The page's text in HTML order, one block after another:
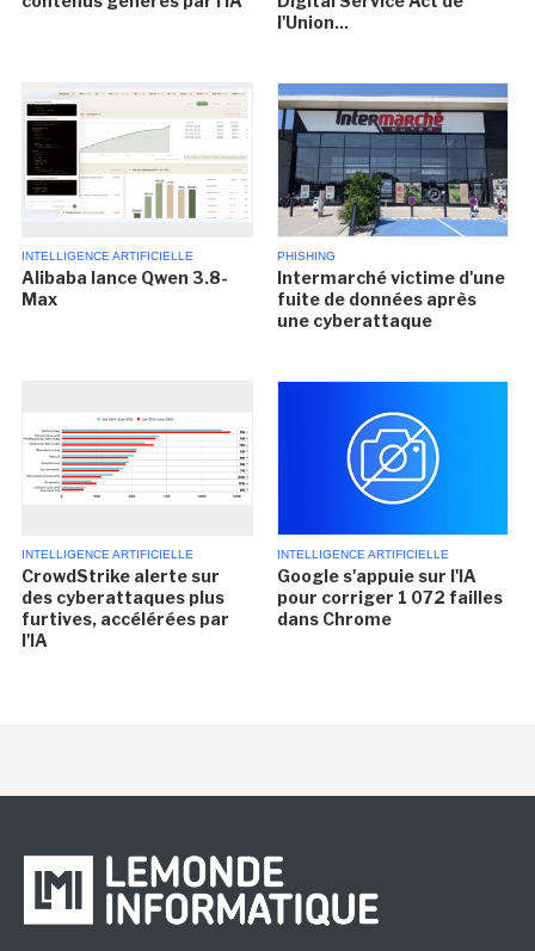
l'Union...
INTELLIGENCE ARTIFICIELLE
Alibaba lance Qwen 3.8-
Max
PHISHING
Intermarché victime d'une
fuite de données après
une cyberattaque
INTELLIGENCE ARTIFICIELLE
CrowdStrike alerte sur
des cyberattaques plus
furtives, accélérées par
l'IA
INTELLIGENCE ARTIFICIELLE
Google s'appuie sur l'IA
pour corriger 1 072 failles
dans Chrome